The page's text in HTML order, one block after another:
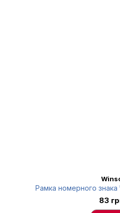
Рамка номерного знака
83